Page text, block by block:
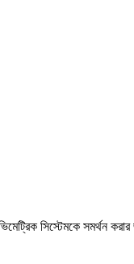
সিস্টেমকে সমর্থন